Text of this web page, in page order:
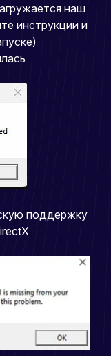
наш
инструкции и
поддержку